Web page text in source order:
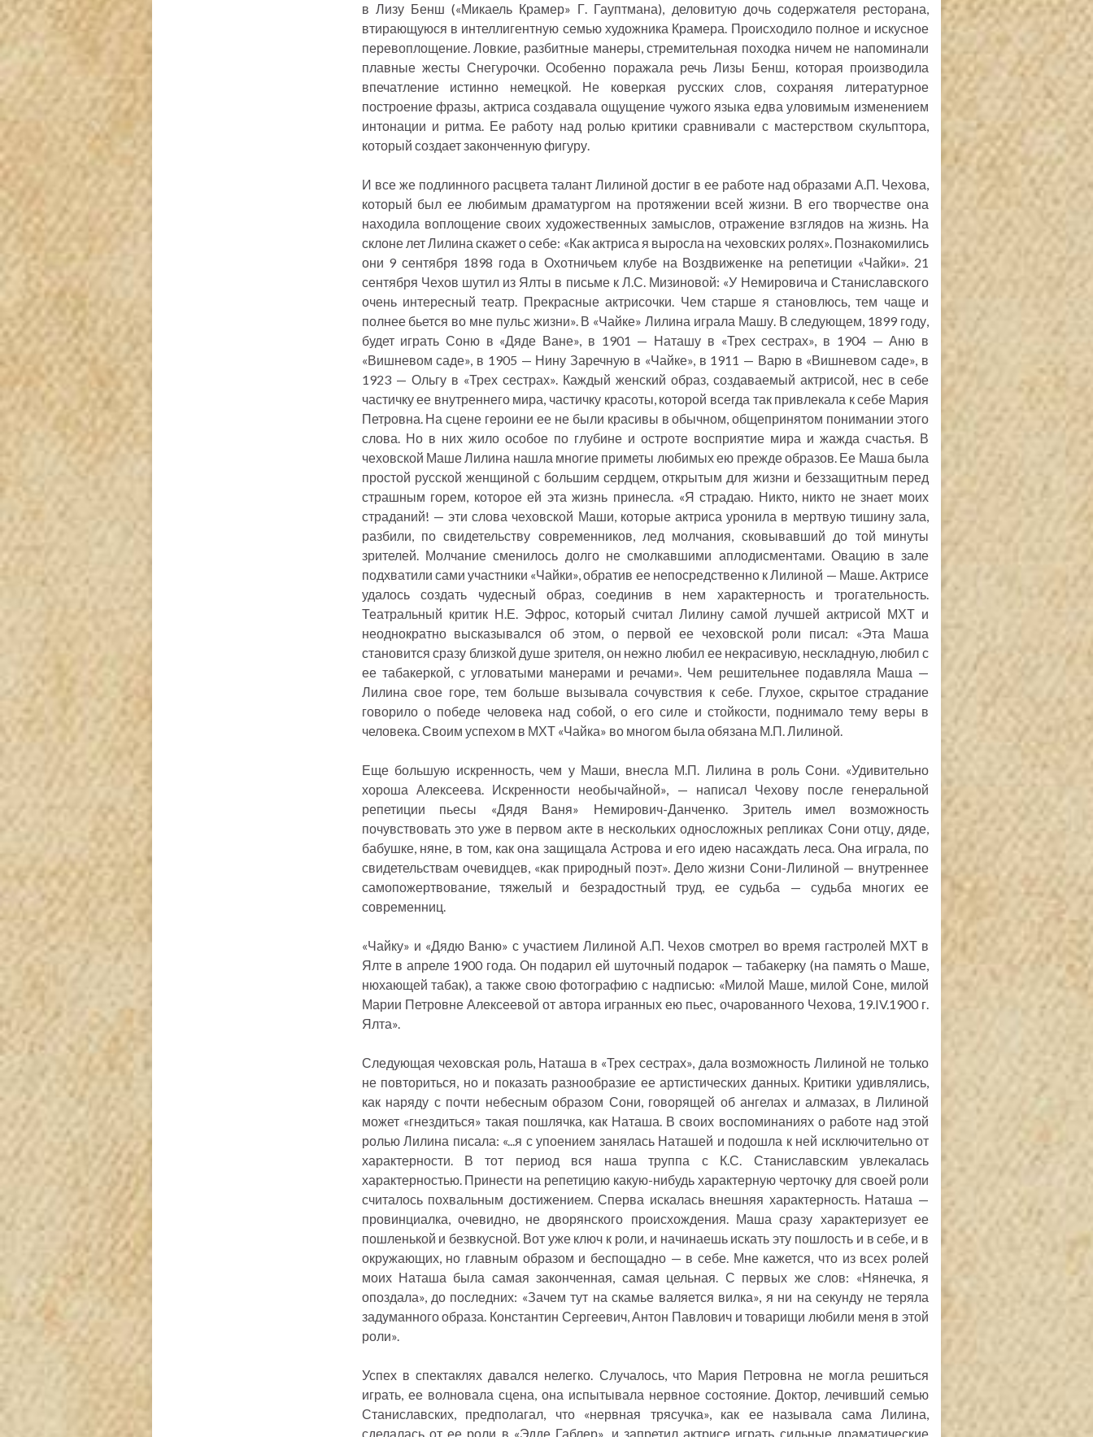
в Лизу Бенш («Микаель Крамер» Г. Гауптмана), деловитую дочь содержателя ресторана,
втирающуюся в интеллигентную семью художника Крамера. Происходило полное и искусное
перевоплощение. Ловкие, разбитные манеры, стремительная походка ничем не напоминали
плавные жесты Снегурочки. Особенно поражала речь Лизы Бенш, которая производила
впечатление истинно немецкой. Не коверкая русских слов, сохраняя литературное
построение фразы, актриса создавала ощущение чужого языка едва уловимым изменением
интонации и ритма. Ее работу над ролью критики сравнивали с мастерством скульптора,
который создает законченную фигуру.
И все же подлинного расцвета талант Лилиной достиг в ее работе над образами А.П. Чехова,
который был ее любимым драматургом на протяжении всей жизни. В его творчестве она
находила воплощение своих художественных замыслов, отражение взглядов на жизнь. На
склоне лет Лилина скажет о себе: «Как актриса я выросла на чеховских ролях». Познакомились
они 9 сентября 1898 года в Охотничьем клубе на Воздвиженке на репетиции «Чайки». 21
сентября Чехов шутил из Ялты в письме к Л.С. Мизиновой: «У Немировича и Станиславского
очень интересный театр. Прекрасные актрисочки. Чем старше я становлюсь, тем чаще и
полнее бьется во мне пульс жизни». В «Чайке» Лилина играла Машу. В следующем, 1899 году,
будет играть Соню в «Дяде Ване», в 1901 — Наташу в «Трех сестрах», в 1904 — Аню в
«Вишневом саде», в 1905 — Нину Заречную в «Чайке», в 1911 — Варю в «Вишневом саде», в
1923 — Ольгу в «Трех сестрах». Каждый женский образ, создаваемый актрисой, нес в себе
частичку ее внутреннего мира, частичку красоты, которой всегда так привлекала к себе Мария
Петровна. На сцене героини ее не были красивы в обычном, общепринятом понимании этого
слова. Но в них жило особое по глубине и остроте восприятие мира и жажда счастья. В
чеховской Маше Лилина нашла многие приметы любимых ею прежде образов. Ее Маша была
простой русской женщиной с большим сердцем, открытым для жизни и беззащитным перед
страшным горем, которое ей эта жизнь принесла. «Я страдаю. Никто, никто не знает моих
страданий! — эти слова чеховской Маши, которые актриса уронила в мертвую тишину зала,
разбили, по свидетельству современников, лед молчания, сковывавший до той минуты
зрителей. Молчание сменилось долго не смолкавшими аплодисментами. Овацию в зале
подхватили сами участники «Чайки», обратив ее непосредственно к Лилиной — Маше. Актрисе
удалось создать чудесный образ, соединив в нем характерность и трогательность.
Театральный критик Н.Е. Эфрос, который считал Лилину самой лучшей актрисой МХТ и
неоднократно высказывался об этом, о первой ее чеховской роли писал: «Эта Маша
становится сразу близкой душе зрителя, он нежно любил ее некрасивую, нескладную, любил с
ее табакеркой, с угловатыми манерами и речами». Чем решительнее подавляла Маша —
Лилина свое горе, тем больше вызывала сочувствия к себе. Глухое, скрытое страдание
говорило о победе человека над собой, о его силе и стойкости, поднимало тему веры в
человека. Своим успехом в МХТ «Чайка» во многом была обязана М.П. Лилиной.
Еще большую искренность, чем у Маши, внесла М.П. Лилина в роль Сони. «Удивительно
хороша Алексеева. Искренности необычайной», — написал Чехову после генеральной
репетиции пьесы «Дядя Ваня» Немирович-Данченко. Зритель имел возможность
почувствовать это уже в первом акте в нескольких односложных репликах Сони отцу, дяде,
бабушке, няне, в том, как она защищала Астрова и его идею насаждать леса. Она играла, по
свидетельствам очевидцев, «как природный поэт». Дело жизни Сони-Лилиной — внутреннее
самопожертвование, тяжелый и безрадостный труд, ее судьба — судьба многих ее
современниц.
«Чайку» и «Дядю Ваню» с участием Лилиной А.П. Чехов смотрел во время гастролей МХТ в
Ялте в апреле 1900 года. Он подарил ей шуточный подарок — табакерку (на память о Маше,
нюхающей табак), а также свою фотографию с надписью: «Милой Маше, милой Соне, милой
Марии Петровне Алексеевой от автора игранных ею пьес, очарованного Чехова, 19.IV.1900 г.
Ялта».
Следующая чеховская роль, Наташа в «Трех сестрах», дала возможность Лилиной не только
не повториться, но и показать разнообразие ее артистических данных. Критики удивлялись,
как наряду с почти небесным образом Сони, говорящей об ангелах и алмазах, в Лилиной
может «гнездиться» такая пошлячка, как Наташа. В своих воспоминаниях о работе над этой
ролью Лилина писала: «...я с упоением занялась Наташей и подошла к ней исключительно от
характерности. В тот период вся наша труппа с К.С. Станиславским увлекалась
характерностью. Принести на репетицию какую-нибудь характерную черточку для своей роли
считалось похвальным достижением. Сперва искалась внешняя характерность. Наташа —
провинциалка, очевидно, не дворянского происхождения. Маша сразу характеризует ее
пошленькой и безвкусной. Вот уже ключ к роли, и начинаешь искать эту пошлость и в себе, и в
окружающих, но главным образом и беспощадно — в себе. Мне кажется, что из всех ролей
моих Наташа была самая законченная, самая цельная. С первых же слов: «Нянечка, я
опоздала», до последних: «Зачем тут на скамье валяется вилка», я ни на секунду не теряла
задуманного образа. Константин Сергеевич, Антон Павлович и товарищи любили меня в этой
роли».
Успех в спектаклях давался нелегко. Случалось, что Мария Петровна не могла решиться
играть, ее волновала сцена, она испытывала нервное состояние. Доктор, лечивший семью
Станиславских, предполагал, что «нервная трясучка», как ее называла сама Лилина,
сделалась от ее роли в «Эдде Габлер», и запретил актрисе играть сильные драматические